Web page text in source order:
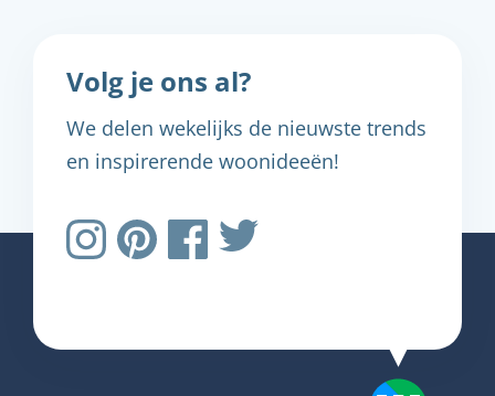
Volg je ons al?
We delen wekelijks de nieuwste trends
en inspirerende woonideeën!